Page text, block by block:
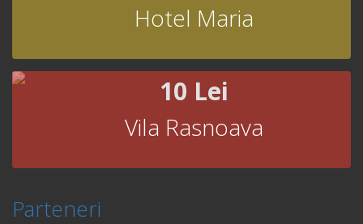
Hotel Maria
10 Lei
Vila Rasnoava
Parteneri